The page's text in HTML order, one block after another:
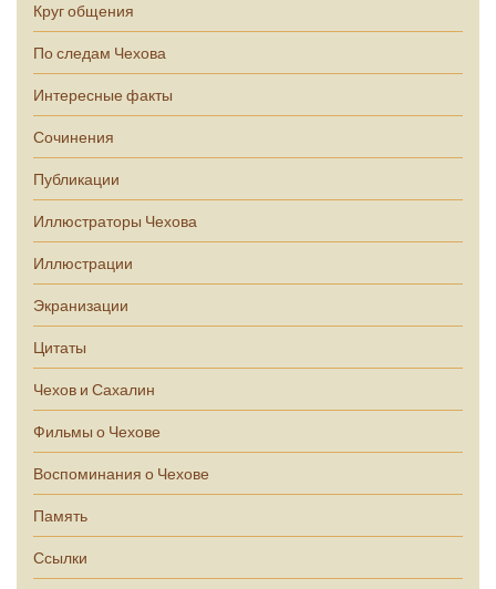
Круг общения
По следам Чехова
Интересные факты
Сочинения
Публикации
Иллюстраторы Чехова
Иллюстрации
Экранизации
Цитаты
Чехов и Сахалин
Фильмы о Чехове
Воспоминания о Чехове
Память
Ссылки